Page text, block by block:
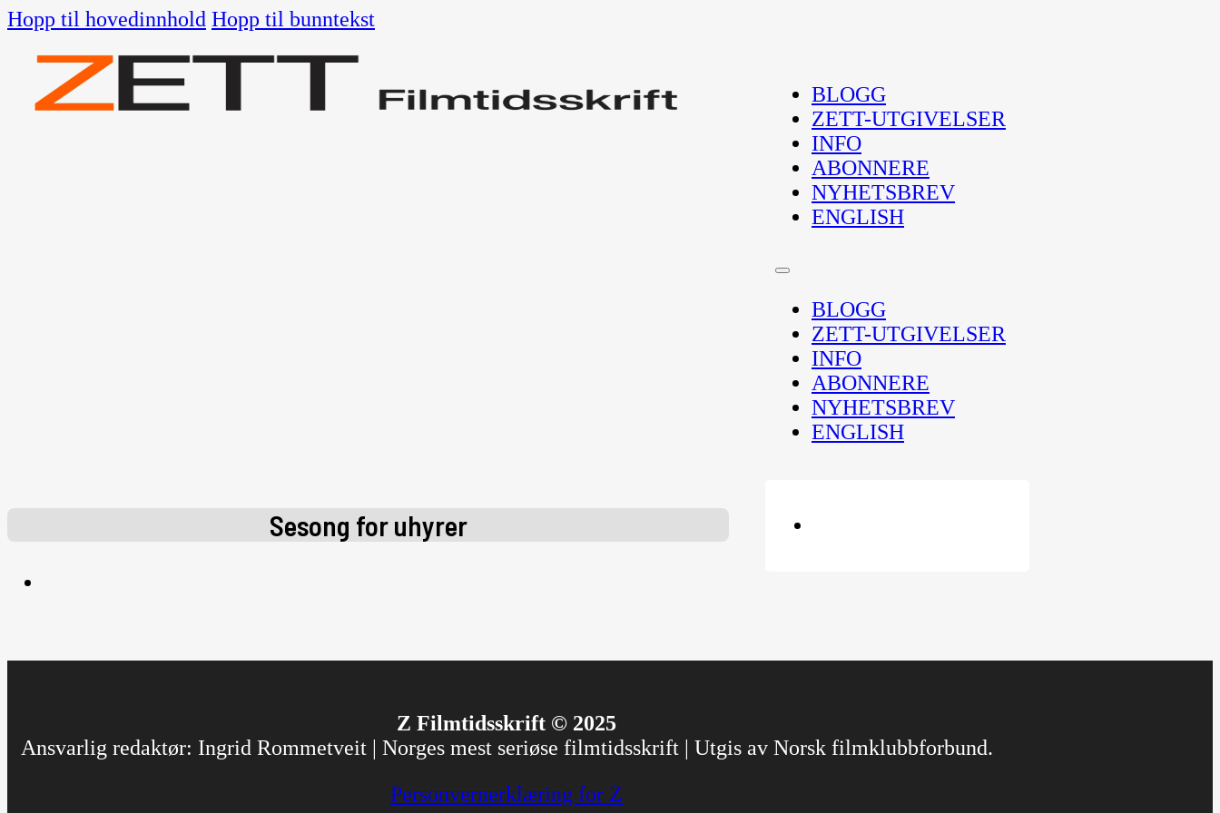
Hopp til hovedinnhold Hopp til bunntekst
BLOGG
ZETT-UTGIVELSER
INFO
ABONNERE
NYHETSBREV
ENGLISH
BLOGG
ZETT-UTGIVELSER
INFO
ABONNERE
NYHETSBREV
ENGLISH
Sesong for uhyrer
Z Filmtidsskrift © 2025
Ansvarlig redaktør: Ingrid Rommetveit | Norges mest seriøse filmtidsskrift | Utgis av Norsk filmklubbforbund.
Personvernerklæring for Z